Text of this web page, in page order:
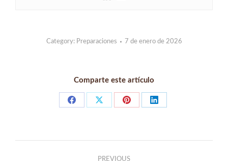
Category: Preparaciones 7 de enero de 2026
Comparte este artículo
Share
Share
Share
Share
PREVIOUS